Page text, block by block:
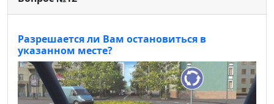
Разрешается ли Вам остановиться в
указанном месте?